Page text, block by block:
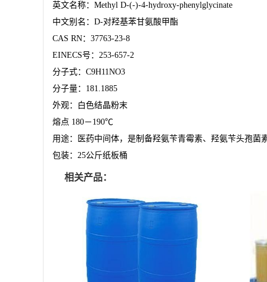
英文名称： Methyl D-(-)-4-hydroxy-phenylglycinate
中文别名： D-对羟基苯甘氨酸甲酯
CAS RN：37763-23-8
EINECS号：253-657-2
分子式： C9H11NO3
分子量： 181.1885
外观：白色结晶粉末
熔点 180－190℃
用途：医药中间体，是制备羟氨苄青霉素、羟氨苄头孢菌
包装： 25公斤纸板桶
相关产品：